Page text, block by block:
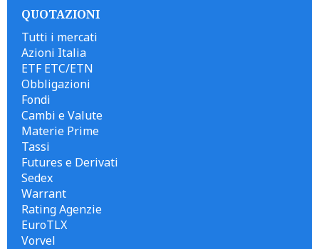
QUOTAZIONI
Tutti i mercati
Azioni Italia
ETF ETC/ETN
Obbligazioni
Fondi
Cambi e Valute
Materie Prime
Tassi
Futures e Derivati
Sedex
Warrant
Rating Agenzie
EuroTLX
Vorvel